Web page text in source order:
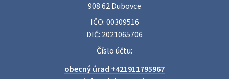
Poradne komplexnej pomoci
diskrétne komplexné odborné poradenstvo. Tím
908 62 Dubovce
IČO: 00309516
DIČ: 2021065706
Číslo účtu:
obecný úrad +421911795967